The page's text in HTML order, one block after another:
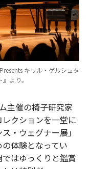
キリル・ゲルシュタ
より。
主催の椅子研究家
クションを一堂に
・ウェグナー展」
体験となってい
はゆっくりと鑑賞